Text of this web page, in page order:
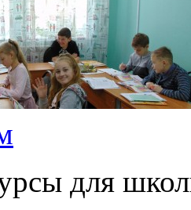
для